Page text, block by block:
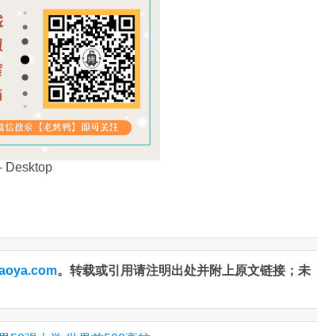
。转载或引用请注明出处并附上原文链接；未